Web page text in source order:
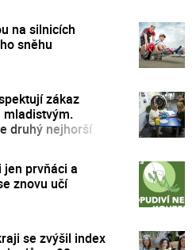
na silnicích
sněhu
zákaz
mladistvým.
druhý nejhorší
jen prvňáci a
znovu učí
se zvýšil index